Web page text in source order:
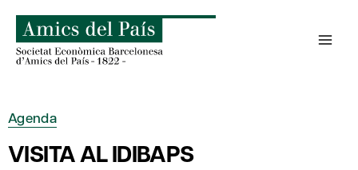
contenido
Agenda
VISITA AL IDIBAPS